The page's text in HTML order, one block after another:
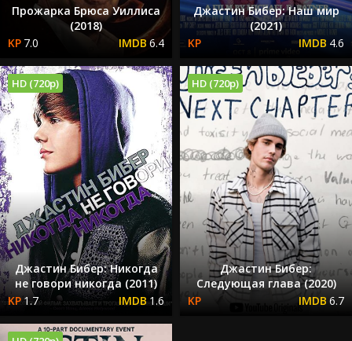
Прожарка Брюса Уиллиса
(2018)
7.0
6.4
Джастин Бибер: Наш мир
(2021)
4.6
HD (720p)
Джастин Бибер: Никогда
не говори никогда (2011)
1.7
1.6
HD (720p)
Джастин Бибер:
Следующая глава (2020)
6.7